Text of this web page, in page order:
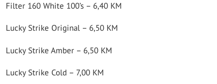
Filter 160 White 100’s – 6,40 KM
Lucky Strike Original – 6,50 KM
Lucky Strike Amber – 6,50 KM
Lucky Strike Cold – 7,00 KM